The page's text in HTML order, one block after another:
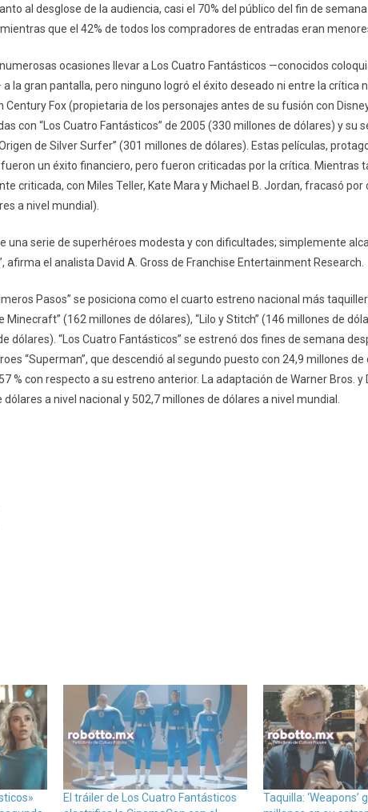
al desglose de la audiencia, casi el 70% del público del fin de
que el 42% de todos los compradores de entradas eran
ocasiones llevar a Los Cuatro Fantásticos —conocidos
la gran pantalla, pero ninguno logró el éxito deseado ni entre la crítica
Fox (propietaria de los personajes antes de su fusión con
con “Los Cuatro Fantásticos” de 2005 (330 millones de dólares) y su
de Silver Surfer” (301 millones de dólares). Estas películas,
un éxito financiero, pero fueron criticadas por la crítica. Mientras
criticada, con Miles Teller, Kate Mara y Michael B. Jordan, fracasó por
a nivel mundial).
una serie de superhéroes modesta y con dificultades; simplemente
afirma el analista David A. Gross de Franchise Entertainment Research.
Pasos” se posiciona como el cuarto estreno nacional más
Minecraft” (162 millones de dólares), “Lilo y Stitch” (146 millones de
dólares). “Los Cuatro Fantásticos” se estrenó dos fines de semana
“Superman”, que descendió al segundo puesto con 24,9 millones de
% con respecto a su estreno anterior. La adaptación de Warner Bros. y
a nivel nacional y 502,7 millones de dólares a nivel mundial.
El tráiler de Los Cuatro Fantásticos
Taquilla: ‘Weapons’